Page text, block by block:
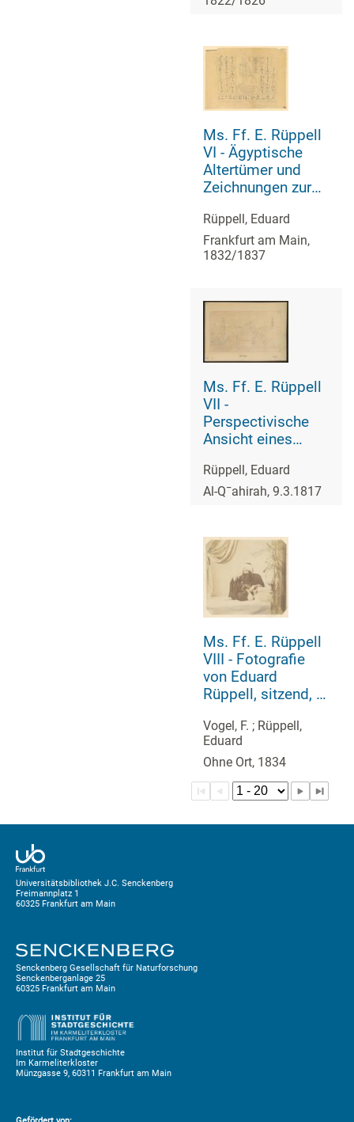
geschichtlichen
Chroniken
entworfen
Ms. Ff. E. Rüppell
VI - Ägyptische
Altertümer und
Zeichnungen zur
Abessinien
Rüppell, Eduard
Frankfurt am Main,
1832/1837
Ms. Ff. E. Rüppell
VII -
Perspectivische
Ansicht eines
welchen die
Franken
Terrasse des
Italienischen
Wirtshauses
Rüppell, Eduard
Al-Q¯ahirah, 9.3.1817
Ms. Ff. E. Rüppell
VIII - Fotografie
von Eduard
Rüppell, sitzend, in
Vogel, F. ; Rüppell,
Eduard
Ohne Ort, 1834
Universitätsbibliothek J.C. Senckenberg
Freimannplatz 1
60325 Frankfurt am Main
Senckenberg Gesellschaft für Naturforschung
Senckenberganlage 25
60325 Frankfurt am Main
Institut für Stadtgeschichte
Im Karmeliterkloster
Münzgasse 9, 60311 Frankfurt am Main